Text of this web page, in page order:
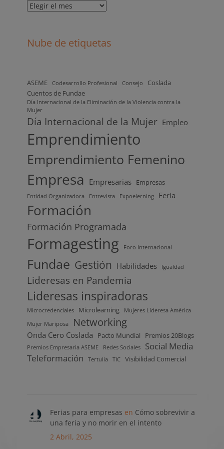
Nube de etiquetas
ASEME Codesarrollo Profesional Consejo
Coslada
Cuentos de Fundae
Día Internacional de la Eliminación de la Violencia contra la
Mujer
Día Internacional de la Mujer Empleo
Emprendimiento
Emprendimiento Femenino
Empresa Empresarias Empresas
Entidad Organizadora Entrevista Expoelerning Feria
Formación
Formación Programada
Formagesting Foro Internacional
Fundae Gestión Habilidades Igualdad
Lideresas en Pandemia
Lideresas inspiradoras
Microcredenciales Microlearning
Mujeres Líderesa América
Mujer Mariposa
Networking
Onda Cero Coslada Pacto Mundial Premios 20Blogs
Premios Empresaria ASEME Redes Sociales
Social Media
Teleformación
Tertulia TIC Visibilidad Comercial
Ferias para empresas en Cómo sobrevivir a
una feria y no morir en el intento
2 Abril, 2025